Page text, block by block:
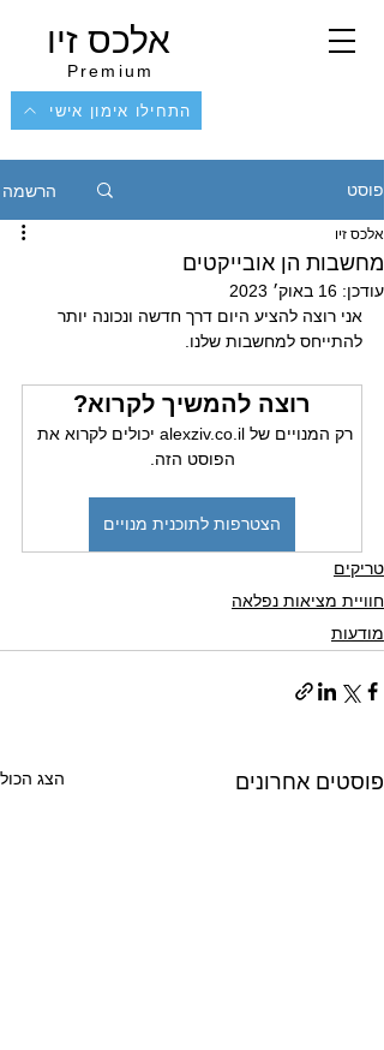
אלכס זיו
Premium
התחילו אימון אישי
פוסט הרשמה
מחשבות הן אובייקטים
אלכס זיו
עודכן: 16 באוק׳ 2023
אני רוצה להציע היום דרך חדשה ונכונה יותר
להתייחס למחשבות שלנו.
רוצה להמשיך לקרוא?
רק המנויים של alexziv.co.il יכולים לקרוא את
הפוסט הזה.
הצטרפות לתוכנית מנויים
טריקים
חוויית מציאות נפלאה
מודעות
פוסטים אחרונים הצג הכול